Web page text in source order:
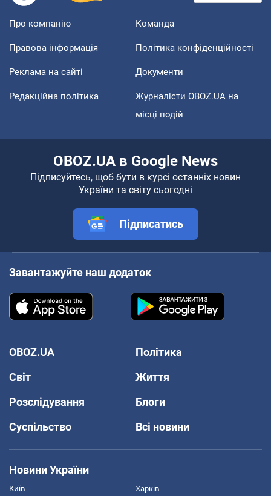
Про компанію Команда
Правова інформація Політика конфіденційності
Реклама на сайті Документи
Редакційна політика
Журналісти OBOZ.UA на
місці подій
OBOZ.UA в Google News
Підписуйтесь, щоб бути в курсі останніх новин
України та світу сьогодні
Підписатись
Завантажуйте наш додаток
OBOZ.UA
Політика
Світ
Життя
Розслідування
Блоги
Суспільство
Всі новини
Новини України
Київ Харків